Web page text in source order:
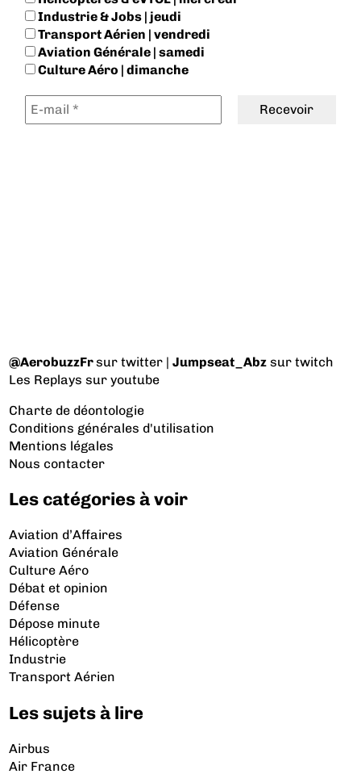
Industrie & Jobs | jeudi
Transport Aérien | vendredi
Aviation Générale | samedi
Culture Aéro | dimanche
@AerobuzzFrsur twitter |Jumpseat_Abz sur twitch
Les Replays sur youtube
Charte de déontologie
Conditions générales d'utilisation
Mentions légales
Nous contacter
Les catégories à voir
Aviation d’Affaires
Aviation Générale
Culture Aéro
Débat et opinion
Défense
Dépose minute
Hélicoptère
Industrie
Transport Aérien
Les sujets à lire
Airbus
Air France